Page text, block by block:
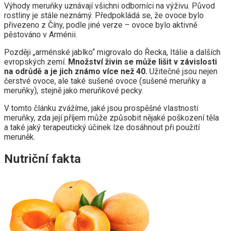
Výhody meruňky uznávají všichni odborníci na výživu. Původ
rostliny je stále neznámý. Předpokládá se, že ovoce bylo
přivezeno z Číny, podle jiné verze – ovoce bylo aktivně
pěstováno v Arménii.
Později „arménské jablko“ migrovalo do Řecka, Itálie a dalších
evropských zemí. Množství živin se může lišit v závislosti
na odrůdě a je jich známo více než 40. Užitečné jsou nejen
čerstvé ovoce, ale také sušené ovoce (sušené meruňky a
meruňky), stejně jako meruňkové pecky.
V tomto článku zvážíme, jaké jsou prospěšné vlastnosti
meruňky, zda její příjem může způsobit nějaké poškození těla
a také jaký terapeutický účinek lze dosáhnout při použití
meruněk.
Nutriční fakta